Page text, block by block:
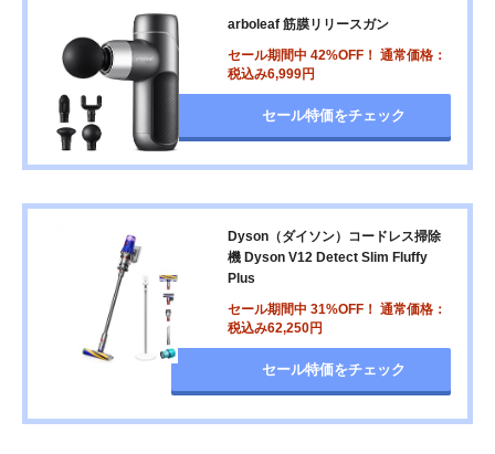
arboleaf 筋膜リリースガン
セール期間中 42%OFF！ 通常価格：
税込み6,999円
セール特価をチェック
Dyson（ダイソン）コードレス掃除
機 Dyson V12 Detect Slim Fluffy
Plus
セール期間中 31%OFF！ 通常価格：
税込み62,250円
セール特価をチェック